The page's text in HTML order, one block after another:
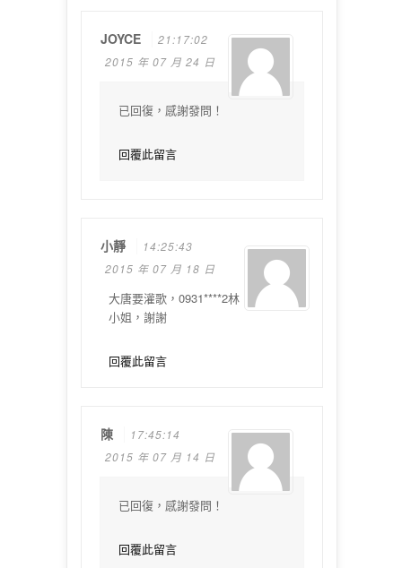
JOYCE
21:17:02
2015 年 07 月 24 日
已回復，感謝發問！
回覆此留言
小靜
14:25:43
2015 年 07 月 18 日
大唐要灌歌，0931****2林
小姐，謝謝
回覆此留言
陳
17:45:14
2015 年 07 月 14 日
已回復，感謝發問！
回覆此留言